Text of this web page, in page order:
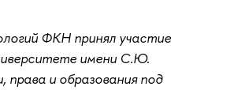
ФКН принял участие
имени С.Ю.
и образования под